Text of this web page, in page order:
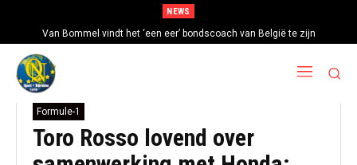
NEWS
Van Bommel vindt het ‘een eer’ bondscoach van België te zijn
Formule-1
Toro Rosso lovend over